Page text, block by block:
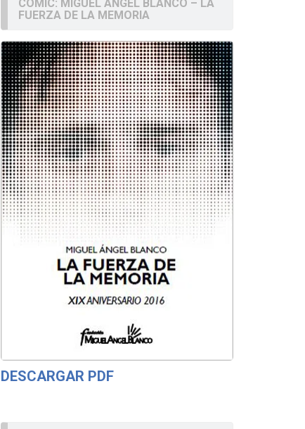
COMIC: MIGUEL ÁNGEL BLANCO – LA
FUERZA DE LA MEMORIA
DESCARGAR PDF